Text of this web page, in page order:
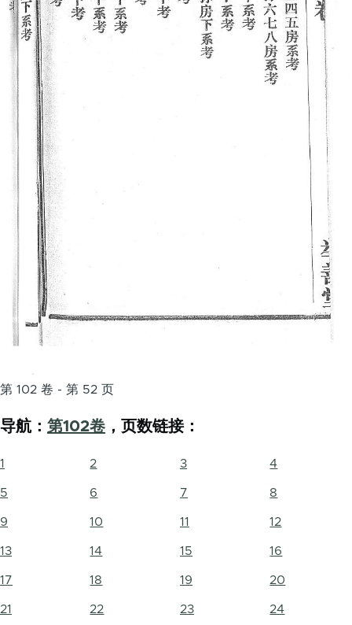
第 102 卷 - 第 52 页
导航： 第102卷 ，页数链接：
1 2 3 4
5 6 7 8
9 10 11 12
13 14 15 16
17 18 19 20
21 22 23 24